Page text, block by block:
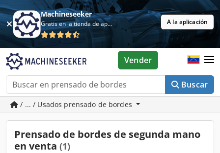
Machineseeker
Gratis en la tienda de aplicaciones A la aplicación
Buscar
Vender
/ ... / Usados prensado de bordes
Prensado de bordes de segunda mano
en venta (1)